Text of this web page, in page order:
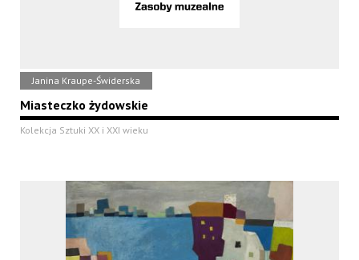
Janina Kraupe-Świderska
Miasteczko żydowskie
Kolekcja Sztuki XX i XXI wieku